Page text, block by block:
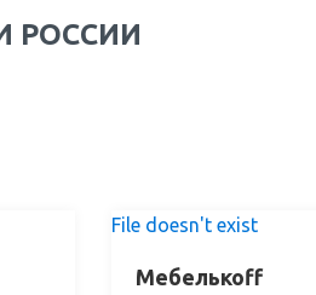
РОССИИ
File doesn't exist
Мебелькоff